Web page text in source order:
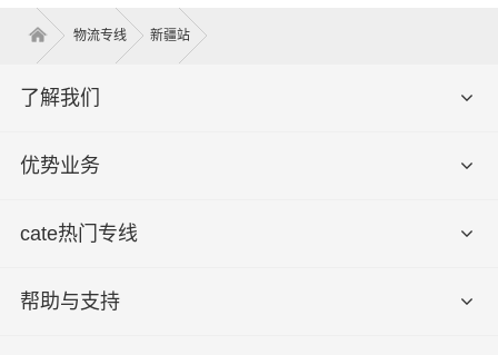
物流专线 新疆站
了解我们
优势业务
cate热门专线
帮助与支持